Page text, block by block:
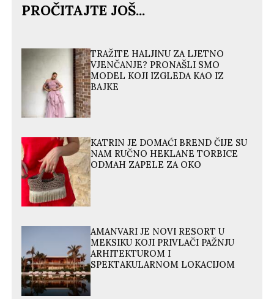
PROČITAJTE JOŠ...
TRAŽITE HALJINU ZA LJETNO
VJENČANJE? PRONAŠLI SMO
MODEL KOJI IZGLEDA KAO IZ
BAJKE
KATRIN JE DOMAĆI BREND ČIJE SU
NAM RUČNO HEKLANE TORBICE
ODMAH ZAPELE ZA OKO
AMANVARI JE NOVI RESORT U
MEKSIKU KOJI PRIVLAČI PAŽNJU
ARHITEKTUROM I
SPEKTAKULARNOM LOKACIJOM